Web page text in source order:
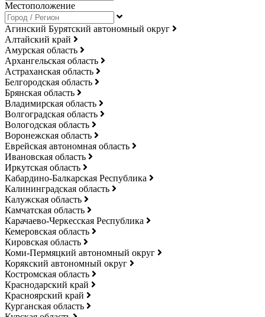
Местоположение
Агинский Бурятский автономный округ
Алтайский край
Амурская область
Архангельская область
Астраханская область
Белгородская область
Брянская область
Владимирская область
Волгоградская область
Вологодская область
Воронежская область
Еврейская автономная область
Ивановская область
Иркутская область
Кабардино-Балкарская Республика
Калининградская область
Калужская область
Камчатская область
Карачаево-Черкесская Республика
Кемеровская область
Кировская область
Коми-Пермяцкий автономный округ
Корякский автономный округ
Костромская область
Краснодарский край
Красноярский край
Курганская область